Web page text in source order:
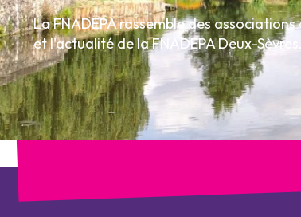
La FNADEPA rassemble des
et l'actualité de la FNADEPA Deux-